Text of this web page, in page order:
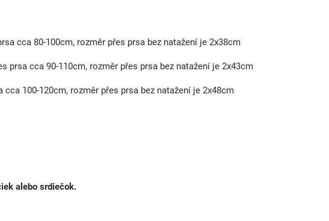
cca 80-100cm, rozměr přes prsa bez natažení je 2x38cm
prsa cca 90-110cm, rozměr přes prsa bez natažení je 2x43cm
100-120cm, rozměr přes prsa bez natažení je 2x48cm
alebo srdiečok.